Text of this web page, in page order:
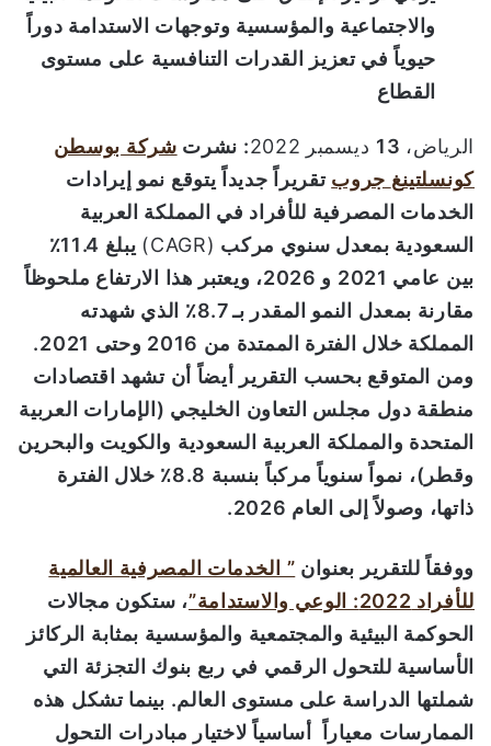
والاجتماعية والمؤسسية وتوجهات الاستدامة دوراً
حيوياً في تعزيز القدرات التنافسية على مستوى
القطاع
الرياض، 13 ديسمبر 2022
: نشرت شركة بوسطن
كونسلتينغ جروب تقريراً جديداً يتوقع نمو إيرادات
الخدمات المصرفية للأفراد في المملكة العربية
السعودية بمعدل سنوي مركب (CAGR) يبلغ 11.4٪
بين عامي
يعتبر هذا الارتفاع ملحوظاً
مقارنة بمعدل النمو المقدر بـ8
.7 ٪ الذي شهدته
المملكة خلال الفترة الممتدة من
وحتى
.
ومن المتوقع بحسب التقرير أيضاً أن تشهد اقتصادات
منطقة دول مجلس التعاون الخليجي (الإمارات العربية
المتحدة والمملكة العربية السعودية والكويت والبحرين
وقطر)، نمو سنوياً مركباً بنسبة 8.8٪ خلال الفترة
ذاتها، وصولاً إلى العام 2026 .
ووفقاً للتقرير بعنوان ” الخدمات المصرفية العالمية
للأفراد 2022: الوعي والاستدامة”
، ستكون مجالات
الحوكمة البيئية والمجتمعية والمؤسسية بمثابة الركائز
الأساسية للتحول الرقمي في ربع بنوك التجزئة التي
شملتها الدراسة على مستوى العالم. بينما تشكل هذه
الممارسات معياراً
أساسياً لاختيار مبادرات التحول